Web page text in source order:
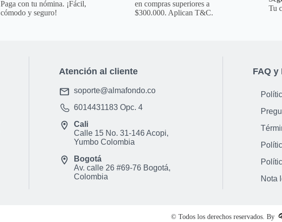
Dimensiones
**INFORMACION
para que puedas
es la opci&oacute;n
aclaraci&oacute;n
incluye
ni ning&uacute;n
Observaciones De
de este producto
desconocimiento de
Paga con tu nómina. ¡Fácil,
cómodo y seguro!
en compras superiores a
$300.000. Aplican T&C.
Tu
Atención al cliente
soporte@almafondo.co
6014431183Opc. 4
Cali
Calle 15 No. 31-146 Acopi,
Yumbo Colombia
Bogotá
Av. calle 26 #69-76 Bogotá,
Colombia
FAQ y
Nota
© Todos los derechos reservados. By